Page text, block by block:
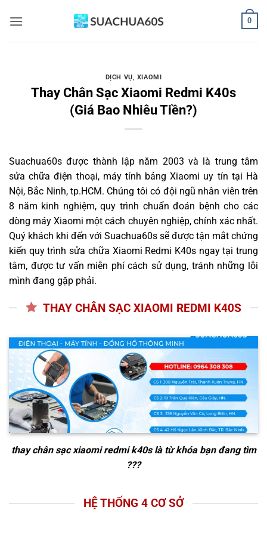
qua
0
DỊCH VỤ, XIAOMI
Thay Chân Sạc Xiaomi Redmi K40s
(Giá Bao Nhiêu Tiền?)
Suachua60s được thành lập năm 2003 và là trung tâm
sửa chữa điện thoại, máy tính bảng Xiaomi uy tín tại Hà
Nội, Bắc Ninh, tp.HCM. Chúng tôi có đội ngũ nhân viên trên
8 năm kinh nghiệm, quy trình chuẩn đoán bệnh cho các
dòng máy Xiaomi một cách chuyên nghiệp, chính xác nhất.
Quý khách khi đến với Suachua60s sẽ được tận mắt chứng
kiến quy trình sửa chữa Xiaomi Redmi K40s ngay tại trung
tâm, được tư vấn miễn phí cách sử dụng, tránh những lỗi
mình đang gặp phải.
THAY CHÂN SẠC XIAOMI REDMI K40S
thay chân sạc xiaomi redmi k40slà từ khóa bạn đang tìm
???
HỆ THỐNG 4 CƠ SỞ